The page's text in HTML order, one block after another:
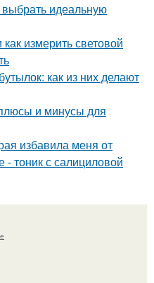
идеальную
измерить световой
как из них делают
и минусы для
избавила меня от
тоник с салициловой